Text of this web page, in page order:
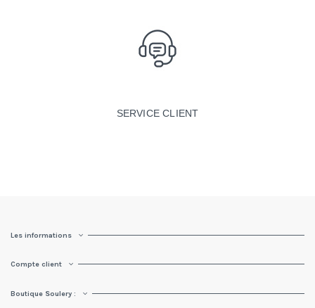
SERVICE CLIENT
Les informations
Compte client
Boutique Soulery :